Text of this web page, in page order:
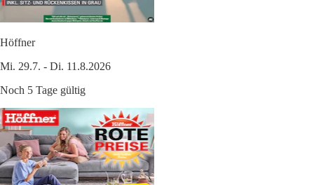
Höffner
Mi. 29.7. - Di. 11.8.2026
Noch 5 Tage gültig